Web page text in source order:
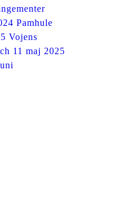
Pamhule
Vojens
11 maj 2025